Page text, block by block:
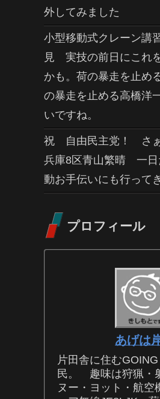
外してみました
小型移動式クレーン講
見 実技の前日にこれ
かも。荷の暴走を止め
の暴走を止める高橋洋
いですね。
祝 自由民主党！ さ
兵庫8区青山繁晴 一日
動お手伝いにも行って
プロフィール
あげは
片田舎に住む
民。 趣味は狩猟・
ヌー・ヨット・航空